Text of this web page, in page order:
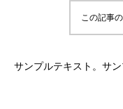
この記事
サンプルテキスト。サン